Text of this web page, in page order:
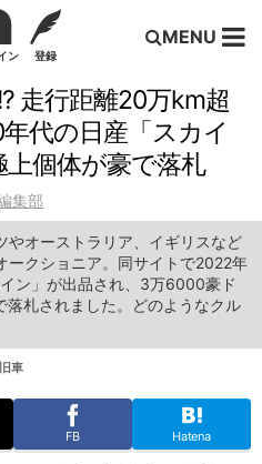
ン 登録
MENU
走行距離20万km超
代の日産「スカイ
個体が豪で落札
集部
やオーストラリア、イギリスなど
ークショニア。同サイトで2022年
ン」が出品され、3万6000豪ド
札されました。どのようなクル
旧車
FB Hatena